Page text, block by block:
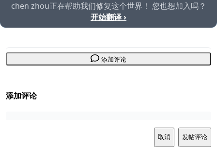
chen zhou正在帮助我们修复这个世界！ 您也想加入吗？
开始翻译 ›
添加评论
添加评论
取消 发帖评论